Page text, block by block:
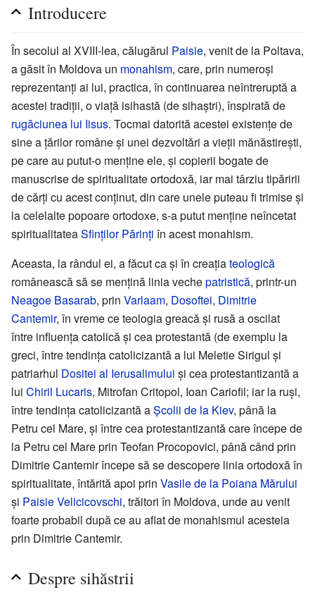
Introducere
În secolul al XVIII-lea, călugărul Paisie, venit de la Poltava,
a găsit în Moldova un monahism, care, prin numeroși
reprezentanți ai lui, practica, în continuarea neîntreruptă a
acestei tradiții, o viață isihastă (de sihaștri), înspirată de
rugăciunea lui Iisus. Tocmai datorită acestei existențe de
sine a țărilor române și unei dezvoltări a vieții mănăstirești,
pe care au putut-o menține ele, și copierii bogate de
manuscrise de spiritualitate ortodoxă, iar mai târziu tipăririi
de cărți cu acest conținut, din care unele puteau fi trimise și
la celelalte popoare ortodoxe, s-a putut menține neîncetat
spiritualitateaSfinților Părinți în acest monahism.
Aceasta, la rândul ei, a făcut ca și în creațiateologică
românească să se mențină linia vechepatristică, printr-un
Neagoe Basarab, prin Varlaam, Dosoftei, Dimitrie
Cantemir, în vreme ce teologia greacă și rusă a oscilat
între influența catolică și cea protestantă (de exemplu la
greci, între tendința catolicizantă a lui Meletie Sirigul și
patriarhul Dositei al Ierusalimului și cea protestantizantă a
lui Chiril Lucaris, Mitrofan Critopol, Ioan Cariofil; iar la ruși,
între tendința catolicizantă aȘcolii de la Kiev, până la
Petru cel Mare, și între cea protestantizantă care începe de
la Petru cel Mare prin Teofan Procopovici, până când prin
Dimitrie Cantemir începe să se descopere linia ortodoxă în
spiritualitate, întărită apoi prin Vasile de la Poiana Mărului
și Paisie Velicicovschi, trăitori în Moldova, unde au venit
foarte probabil după ce au aflat de monahismul acesteia
prin Dimitrie Cantemir.
Despre sihăstrii